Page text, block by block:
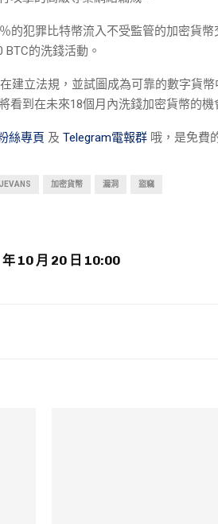
的犯罪比特幣流入不受監管的加密貨​​
的洗錢活動。
建立法規，並試圖成為可靠的數字貨
看到在未來18個月內洗錢加密貨幣的機
絲專頁 及 Telegram電報群 哦，是免費
加密貨幣 漏洞 盜竊
10 月 20 日 10:00